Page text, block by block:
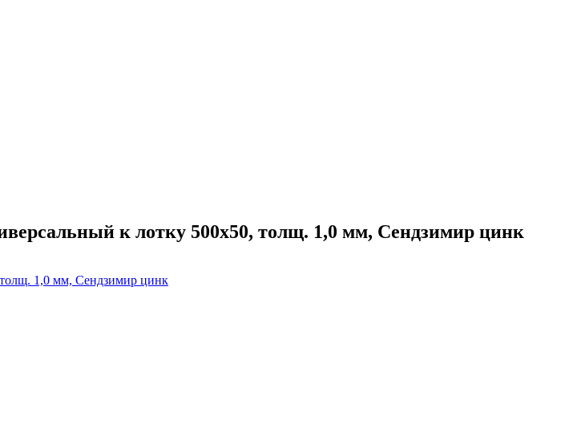
к лотку 500х50, толщ. 1,0 мм, Сендзимир цинк